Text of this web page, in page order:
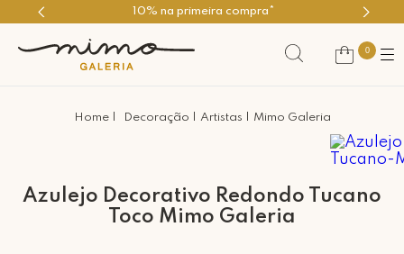
Use o cupom
0
Decoração Artistas Mimo Galeria
Azulejo Decorativo Redondo Tucano
Toco Mimo Galeria